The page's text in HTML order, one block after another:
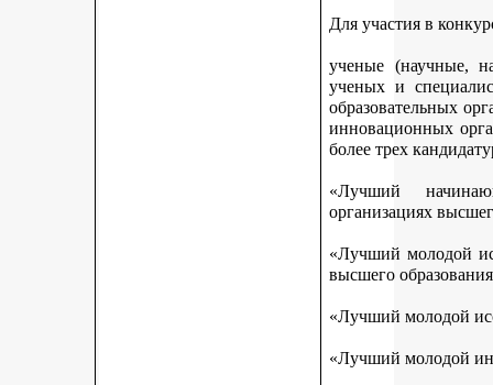
Для участия в
ученые (научные,
ученых и
образовательных
инновационных
более трех
«Лучший
организациях
«Лучший молодой
высшего
«Лучший молодой
«Лучший молодой